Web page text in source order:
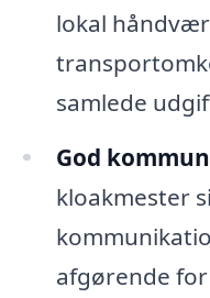
lokal
samlede
God
kloakmester
afgørende